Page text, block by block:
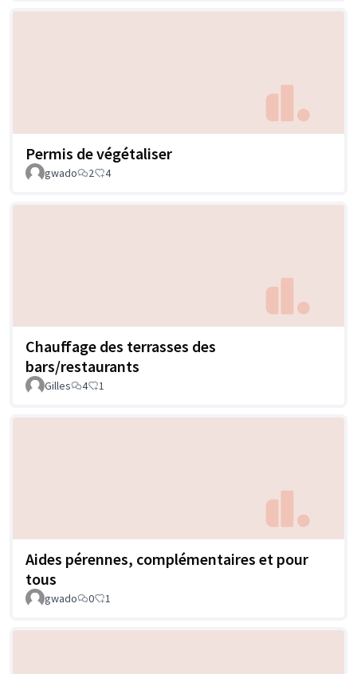
Permis de végétaliser
gwado 2 4
Chauffage des terrasses des
bars/restaurants
Gilles 4 1
Aides pérennes, complémentaires et pour
tous
gwado 0 1